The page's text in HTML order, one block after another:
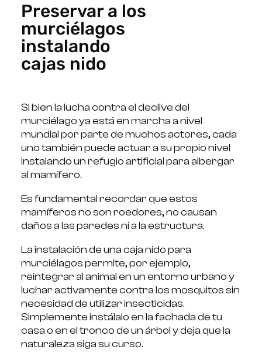
Preservar a los
murciélagos
instalando
cajas nido
Si bien la lucha contra el declive del
murciélago ya está en marcha a nivel
mundial por parte de muchos actores, cada
uno también puede actuar a su propio nivel
instalando un refugio artificial para albergar
al mamífero.
Es fundamental recordar que estos
mamíferos no son roedores, no causan
daños a las paredes ni a la estructura.
La instalación de una caja nido para
murciélagos permite, por ejemplo,
reintegrar al animal en un entorno urbano y
luchar activamente contra los mosquitos sin
necesidad de utilizar insecticidas.
Simplemente instálalo en la fachada de tu
casa o en el tronco de un árbol y deja que la
naturaleza siga su curso.